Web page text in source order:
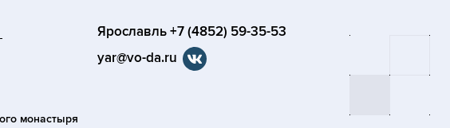
Ярославль +7 (4852) 59-35-53
yar@vo-da.ru
монастыря